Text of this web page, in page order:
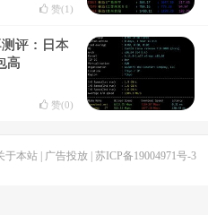
赞(1 )
评：日本
高
赞(0)
于本站| 广告投放| 苏ICP备19004971号-3